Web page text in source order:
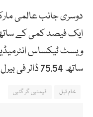
دوسری جانب عالمی
ویسٹ ٹیکساس
ساتھ 75.54 ڈالر فی بیرل پر ہوئے۔
خام تیل قیمتیں گر گئیں